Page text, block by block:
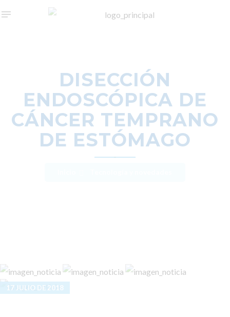
DISECCIÓN
ENDOSCÓPICA DE
CÁNCER TEMPRANO
DE ESTÓMAGO
17 JULIO DE 2018